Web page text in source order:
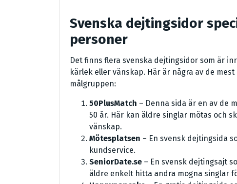
Svenska dejtingsidor
personer
Det finns flera svenska dejtingsidor som är
kärlek eller vänskap. Här är några av de
målgruppen:
50PlusMatch – Denna sida är en av de
50 år. Här kan äldre singlar mötas och
vänskap.
Mötesplatsen – En svensk dejtingsida
kundservice.
SeniorDate.se – En svensk dejtingsajt
äldre enkelt hitta andra mogna singlar